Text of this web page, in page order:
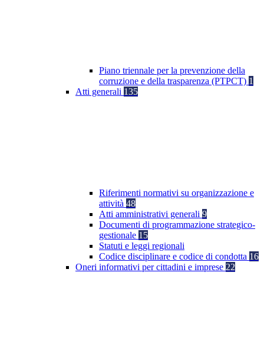
Piano triennale per la prevenzione della
corruzione e della trasparenza (PTPCT) 1
Atti generali 135
Riferimenti normativi su organizzazione e
attività 48
Atti amministrativi generali 9
Documenti di programmazione strategico-
gestionale 15
Statuti e leggi regionali
Codice disciplinare e codice di condotta 16
Oneri informativi per cittadini e imprese 22